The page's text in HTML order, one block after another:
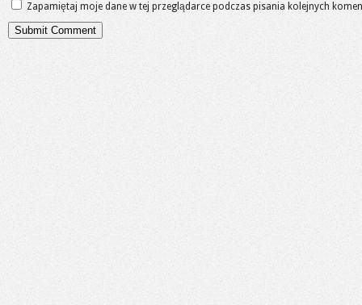
Zapamiętaj moje dane w tej przeglądarce podczas pisania kolejnych